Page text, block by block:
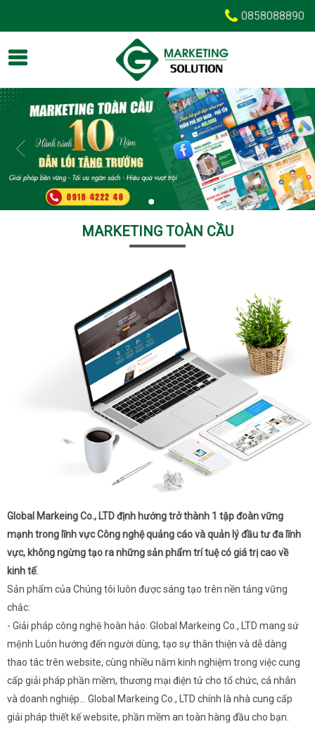
0858088890
MARKETING TOÀN CẦU
Global Markeing Co., LTD định hướng trở thành 1 tập đoàn vững
mạnh trong lĩnh vực Công nghệ quảng cáo và quản lý đầu tư đa lĩnh
vực, không ngừng tạo ra những sản phẩm trí tuệ có giá trị cao về
kinh tế.
Sản phẩm của Chúng tôi luôn được sáng tạo trên nền tảng vững
chắc:
- Giải pháp công nghệ hoàn hảo: Global Markeing Co., LTD mang sứ
mệnh Luôn hướng đến người dùng, tạo sự thân thiện và dễ dàng
thao tác trên website, cùng nhiều năm kinh nghiệm trong việc cung
cấp giải pháp phần mềm, thương mại điện tử cho tổ chức, cá nhân
và doanh nghiệp… Global Markeing Co., LTD chính là nhà cung cấp
giải pháp thiết kế website, phần mềm an toàn hàng đầu cho bạn.